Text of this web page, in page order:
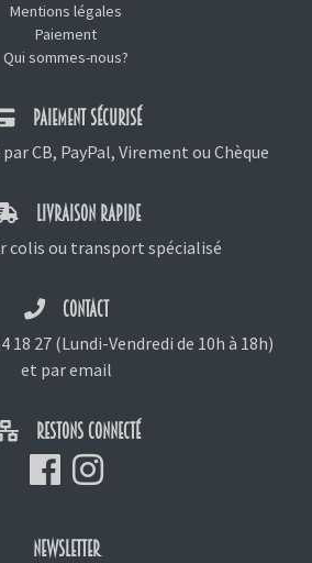
Mentions légales
Paiement
Qui sommes-nous?
PAIEMENT SÉCURISÉ
CB, PayPal, Virement ou Chèque
LIVRAISON RAPIDE
colis ou transport spécialisé
CONTACT
18 27(Lundi-Vendredi de 10h à 18h)
et par email
RESTONS CONNECTÉ
NEWSLETTER